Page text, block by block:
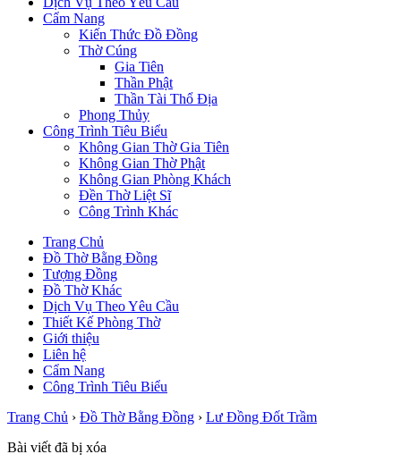
Cẩm Nang
Kiến Thức Đồ Đồng
Thờ Cúng
Gia Tiên
Thần Phật
Thần Tài Thổ Địa
Phong Thủy
Công Trình Tiêu Biểu
Không Gian Thờ Gia Tiên
Không Gian Thờ Phật
Không Gian Phòng Khách
Đền Thờ Liệt Sĩ
Công Trình Khác
Trang Chủ
Đồ Thờ Bằng Đồng
Tượng Đồng
Đồ Thờ Khác
Dịch Vụ Theo Yêu Cầu
Thiết Kế Phòng Thờ
Giới thiệu
Liên hệ
Cẩm Nang
Công Trình Tiêu Biểu
Trang Chủ › Đồ Thờ Bằng Đồng › Lư Đồng Đốt Trầm
Bài viết đã bị xóa